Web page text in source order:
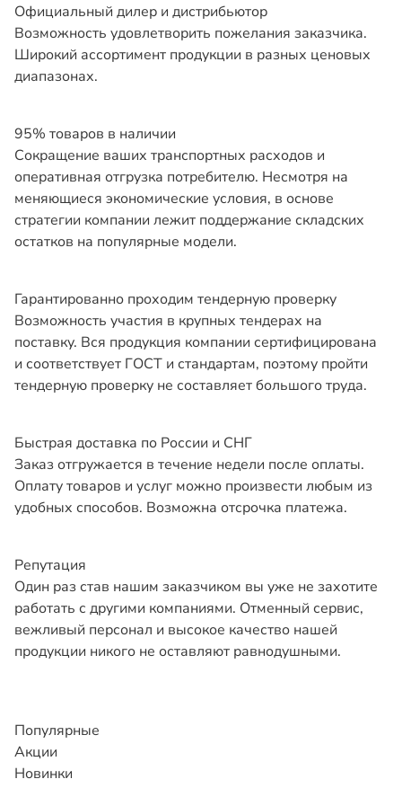
Официальный дилер и дистрибьютор
Возможность удовлетворить пожелания заказчика.
Широкий ассортимент продукции в разных ценовых
диапазонах.
95% товаров в наличии
Сокращение ваших транспортных расходов и
оперативная отгрузка потребителю. Несмотря на
меняющиеся экономические условия, в основе
стратегии компании лежит поддержание складских
остатков на популярные модели.
Гарантированно проходим тендерную проверку
Возможность участия в крупных тендерах на
поставку. Вся продукция компании сертифицирована
и соответствует ГОСТ и стандартам, поэтому пройти
тендерную проверку не составляет большого труда.
Быстрая доставка по России и СНГ
Заказ отгружается в течение недели после оплаты.
Оплату товаров и услуг можно произвести любым из
удобных способов. Возможна отсрочка платежа.
Репутация
Один раз став нашим заказчиком вы уже не захотите
работать с другими компаниями. Отменный сервис,
вежливый персонал и высокое качество нашей
продукции никого не оставляют равнодушными.
Популярные
Акции
Новинки